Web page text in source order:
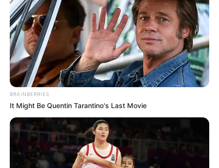
BRAINBERRIES
It Might Be Quentin Tarantino's Last Movie